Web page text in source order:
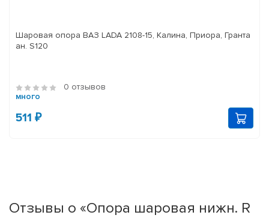
Шаровая опора ВАЗ LADA 2108-15, Калина, Приора, Гранта
ан. S120
0 отзывов
много
511 ₽
Отзывы о «Опора шаровая нижн. R